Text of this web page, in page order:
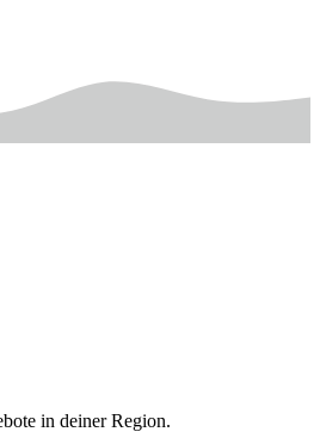
in deiner Region.